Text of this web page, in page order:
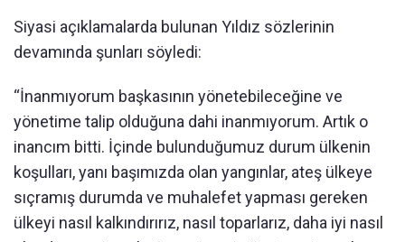
Siyasi açıklamalarda bulunan Yıldız sözlerinin
devamında şunları söyledi:
“İnanmıyorum başkasının yönetebileceğine ve
yönetime talip olduğuna dahi inanmıyorum. Artık o
inancım bitti. İçinde bulunduğumuz durum ülkenin
koşulları, yanı başımızda olan yangınlar, ateş ülkeye
sıçramış durumda ve muhalefet yapması gereken
ülkeyi nasıl kalkındırırız, nasıl toparlarız, daha iyi nasıl